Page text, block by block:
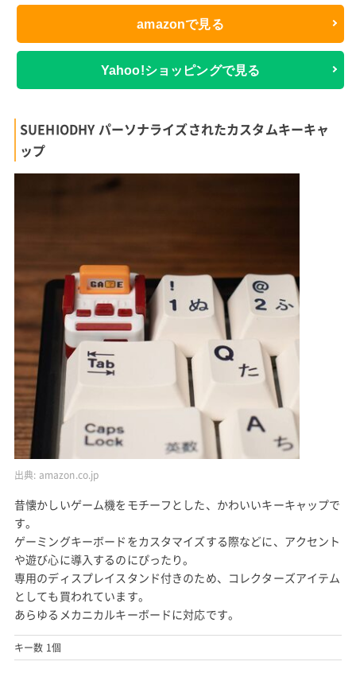
amazonで見る
Yahoo!ショッピングで見る
SUEHIODHY パーソナライズされたカスタムキーキャ
ップ
出典: amazon.co.jp
昔懐かしいゲーム機をモチーフとした、かわいいキーキャップで
す。
ゲーミングキーボードをカスタマイズする際などに、アクセント
や遊び心に導入するのにぴったり。
専用のディスプレイスタンド付きのため、コレクターズアイテム
としても買われています。
あらゆるメカニカルキーボードに対応です。
キー数 1個